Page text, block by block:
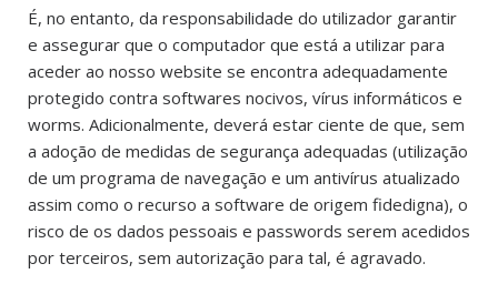
É, no entanto, da responsabilidade do utilizador garantir
e assegurar que o computador que está a utilizar para
aceder ao nosso website se encontra adequadamente
protegido contra softwares nocivos, vírus informáticos e
worms. Adicionalmente, deverá estar ciente de que, sem
a adoção de medidas de segurança adequadas (utilização
de um programa de navegação e um antivírus atualizado
assim como o recurso a software de origem fidedigna), o
risco de os dados pessoais e passwords serem acedidos
por terceiros, sem autorização para tal, é agravado.